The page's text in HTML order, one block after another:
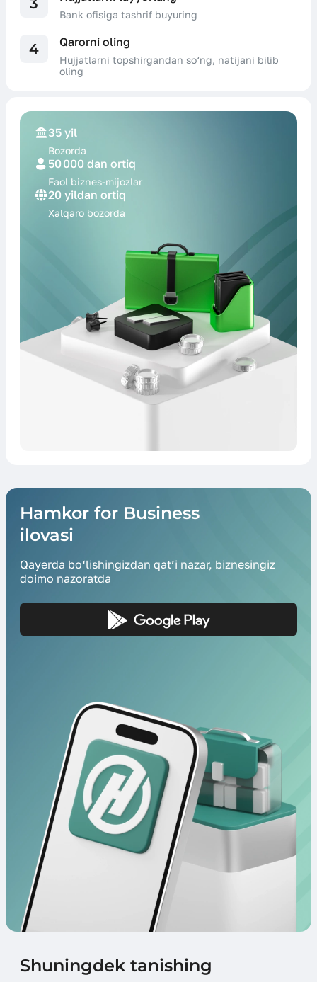
3
Bank ofisiga tashrif buyuring
4 Qarorni oling
Hujjatlarni topshirgandan so‘ng, natijani bilib
oling
35 yil
Bozorda
50 000 dan ortiq
Faol biznes-mijozlar
20 yildan ortiq
Xalqaro bozorda
Hamkor for Business
ilovasi
Qayerda bo‘lishingizdan qat’i nazar, biznesingiz
doimo nazoratda
Shuningdek tanishing